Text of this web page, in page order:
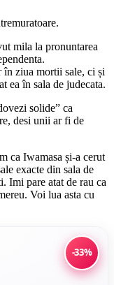
mila la pronuntarea
în ziua mortii sale, ci și
ea în sala de judecata.
solide” ca
desi unii ar fi de
ca Iwamasa și-a cerut
exacte din sala de
Imi pare atat de rau ca
Voi lua asta cu
-33%